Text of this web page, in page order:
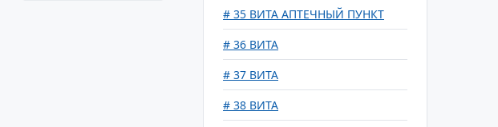
# 35 ВИТА АПТЕЧНЫЙ ПУНКТ
# 36 ВИТА
# 37 ВИТА
# 38 ВИТА